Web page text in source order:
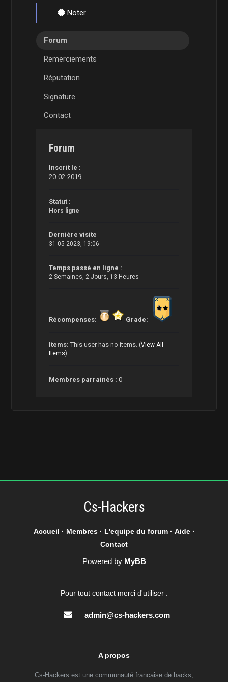
Noter
Forum
Remerciements
Réputation
Signature
Contact
Forum
Inscrit le :
20-02-2019
Statut :
Hors ligne
Dernière visite
31-05-2023, 19:06
Temps passé en ligne :
2 Semaines, 2 Jours, 13 Heures
Récompenses: Grade:
Items: This user has no items. (View All
Items)
Membres parrainés :0
Cs-Hackers
Accueil · Membres· L'equipe du forum· Aide·
Contact
Powered by MyBB
Pour tout contact merci d'utiliser :
admin@cs-hackers.com
A propos
Cs-Hackers est une communauté francaise de hacks,